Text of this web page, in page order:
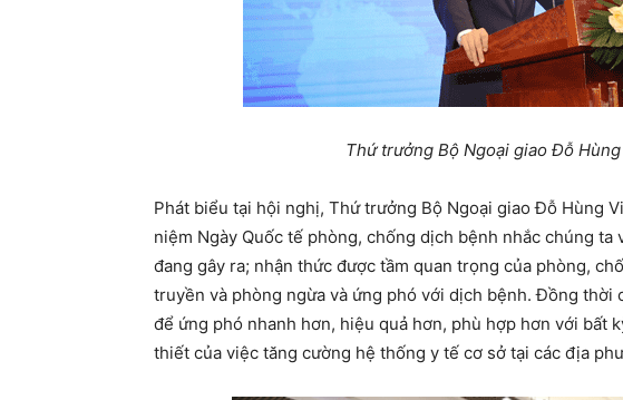
Thứ trưởng Bộ Ngoại giao Đỗ
Phát biểu tại hội nghị, Thứ trưởng Bộ Ngoại giao Đỗ Hùng
niệm Ngày Quốc tế phòng, chống dịch bệnh nhắc chúng ta
đang gây ra; nhận thức được tầm quan trọng của phòng,
truyền và phòng ngừa và ứng phó với dịch bệnh. Đồng thời
để ứng phó nhanh hơn, hiệu quả hơn, phù hợp hơn với bất
thiết của việc tăng cường hệ thống y tế cơ sở tại các địa